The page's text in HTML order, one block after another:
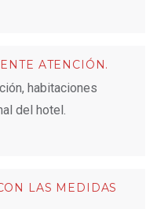
ATENCIÓN.
habitaciones
del hotel.
LAS MEDIDAS